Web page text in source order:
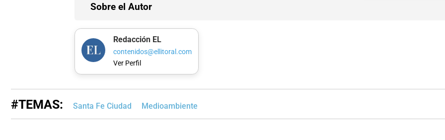
Sobre el Autor
Redacción EL
contenidos@ellitoral.com
Ver Perfil
#TEMAS: Santa Fe Ciudad Medioambiente